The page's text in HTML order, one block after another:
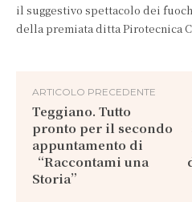
il suggestivo spettacolo dei
della premiata ditta Pirotecnica
ARTICOLO PRECEDENTE
Teggiano. Tutto
pronto per il secondo
appuntamento di
“Raccontami una
Storia”